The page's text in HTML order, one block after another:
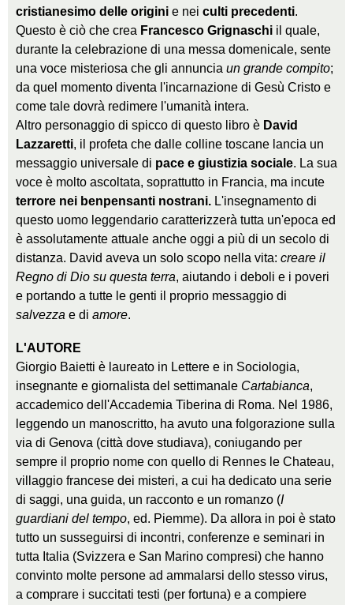
cristianesimo delle origini e nei culti precedenti.
Questo è ciò che crea Francesco Grignaschi il quale,
durante la celebrazione di una messa domenicale, sente
una voce misteriosa che gli annuncia un grande compito;
da quel momento diventa l'incarnazione di Gesù Cristo e
come tale dovrà redimere l'umanità intera.
Altro personaggio di spicco di questo libro è David
Lazzaretti, il profeta che dalle colline toscane lancia un
messaggio universale di pace e giustizia sociale. La sua
voce è molto ascoltata, soprattutto in Francia, ma incute
terrore nei benpensanti nostrani. L'insegnamento di
questo uomo leggendario caratterizzerà tutta un'epoca ed
è assolutamente attuale anche oggi a più di un secolo di
distanza. David aveva un solo scopo nella vita: creare il
Regno di Dio su questa terra, aiutando i deboli e i poveri
e portando a tutte le genti il proprio messaggio di
salvezza e di amore.
L'AUTORE
Giorgio Baietti è laureato in Lettere e in Sociologia,
insegnante e giornalista del settimanale Cartabianca,
accademico dell'Accademia Tiberina di Roma. Nel 1986,
leggendo un manoscritto, ha avuto una folgorazione sulla
via di Genova (città dove studiava), coniugando per
sempre il proprio nome con quello di Rennes le Chateau,
villaggio francese dei misteri, a cui ha dedicato una serie
di saggi, una guida, un racconto e un romanzo (I
guardiani del tempo, ed. Piemme). Da allora in poi è stato
tutto un susseguirsi di incontri, conferenze e seminari in
tutta Italia (Svizzera e San Marino compresi) che hanno
convinto molte persone ad ammalarsi dello stesso virus,
a comprare i succitati testi (per fortuna) e a compiere